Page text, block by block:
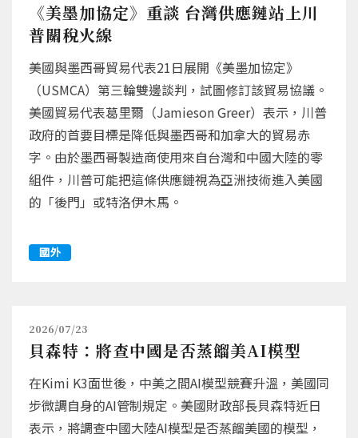
《美墨加協定》重談 台灣供應鏈站上川
普關稅火線
美國與墨西哥貿易代表21日展開《美墨加協定》
（USMCA）第三輪雙邊談判，試圖修訂該貿易協議。
美國貿易代表葛里爾（Jamieson Greer）表示，川普
政府的首要目標是降低與墨西哥和加拿大的貿易赤
字。由於墨西哥製造商使用來自台灣和中國大陸的零
組件，川普可能把這條供應鏈視為亞洲技術進入美國
的「後門」或特洛伊木馬。
國外
2026/07/23
貝森特：將查中國是否蒸餾美AI模型
在Kimi K3面世後，中美之間AI模型競賽升溫，美國同
步微調自身的AI管制規定。美國財政部長貝森特近日
表示，將調查中國大陸AI模型是否蒸餾美國的模型，